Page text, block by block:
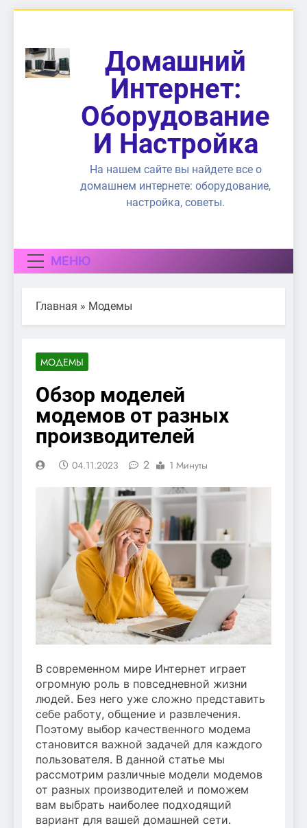
содержимому
Домашний
Интернет:
Оборудование
И Настройка
На нашем сайте вы найдете все о
домашнем интернете: оборудование,
настройка, советы.
МЕНЮ
Главная » Модемы
МОДЕМЫ
Обзор моделей
модемов от разных
производителей
04.11.2023 2 1 Минуты
В современном мире Интернет играет
огромную роль в повседневной жизни
людей. Без него уже сложно представить
себе работу, общение и развлечения.
Поэтому выбор качественного модема
становится важной задачей для каждого
пользователя. В данной статье мы
рассмотрим различные модели модемов
от разных производителей и поможем
вам выбрать наиболее подходящий
вариант для вашей домашней сети.